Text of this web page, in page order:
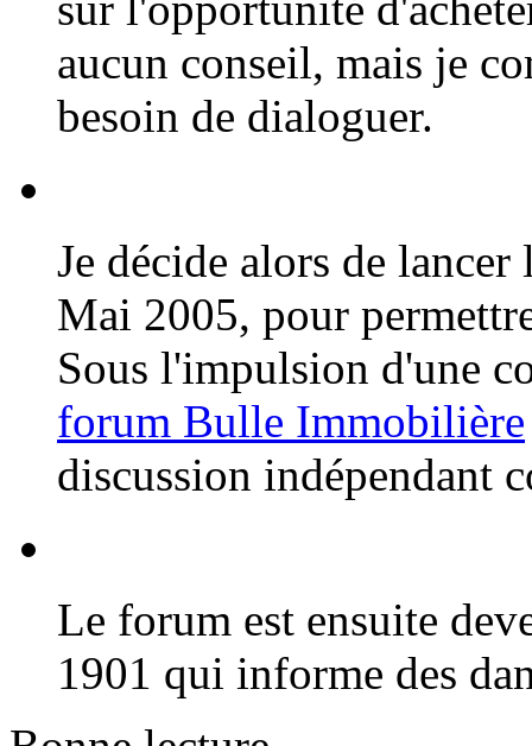
aucun conseil, mais je
besoin de dialoguer.
Je décide alors de
Mai 2005, pour
Sous l'impulsion d'une
forum Bulle Immobilière
discussion indépendant
Le forum est ensuite
1901 qui informe des